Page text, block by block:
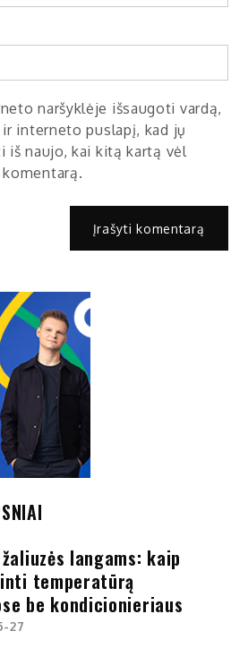
naršyklėje išsaugoti vardą,
interneto puslapį, kad jų
iš naujo, kai kitą kartą vėl
langams: kaip
temperatūrą
be kondicionieriaus
27